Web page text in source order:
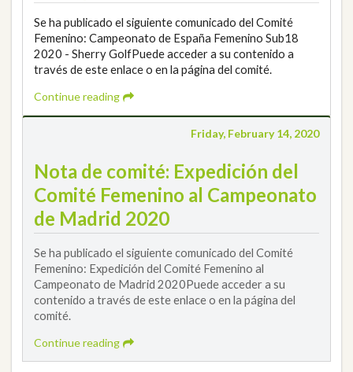
Se ha publicado el siguiente comunicado del Comité
Femenino: Campeonato de España Femenino Sub18
2020 - Sherry GolfPuede acceder a su contenido a
través de este enlace o en la página del comité.
Continue reading
Friday, February 14, 2020
Nota de comité: Expedición del
Comité Femenino al Campeonato
de Madrid 2020
Se ha publicado el siguiente comunicado del Comité
Femenino: Expedición del Comité Femenino al
Campeonato de Madrid 2020Puede acceder a su
contenido a través de este enlace o en la página del
comité.
Continue reading